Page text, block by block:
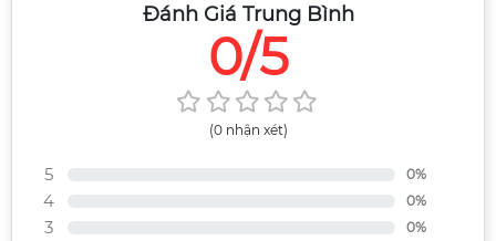
Đánh Giá Trung Bình
0/5
(0 nhận xét)
5 0%
4 0%
3 0%